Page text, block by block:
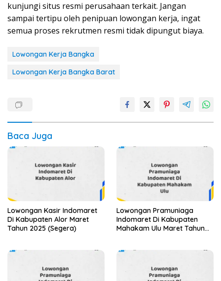
kunjungi situs resmi perusahaan terkait. Jangan
sampai tertipu oleh penipuan lowongan kerja, ingat
semua proses rekrutmen resmi tidak dipungut biaya.
Lowongan Kerja Bangka
Lowongan Kerja Bangka Barat
Baca Juga
Lowongan Kasir Indomaret
Di Kabupaten Alor Maret
Tahun 2025 (Segera)
Lowongan Pramuniaga
Indomaret Di Kabupaten
Mahakam Ulu Maret Tahun